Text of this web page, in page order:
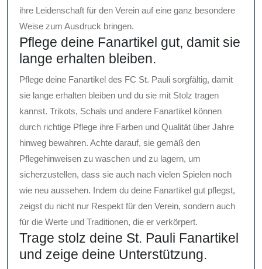
ihre Leidenschaft für den Verein auf eine ganz besondere
Weise zum Ausdruck bringen.
Pflege deine Fanartikel gut, damit sie
lange erhalten bleiben.
Pflege deine Fanartikel des FC St. Pauli sorgfältig, damit
sie lange erhalten bleiben und du sie mit Stolz tragen
kannst. Trikots, Schals und andere Fanartikel können
durch richtige Pflege ihre Farben und Qualität über Jahre
hinweg bewahren. Achte darauf, sie gemäß den
Pflegehinweisen zu waschen und zu lagern, um
sicherzustellen, dass sie auch nach vielen Spielen noch
wie neu aussehen. Indem du deine Fanartikel gut pflegst,
zeigst du nicht nur Respekt für den Verein, sondern auch
für die Werte und Traditionen, die er verkörpert.
Trage stolz deine St. Pauli Fanartikel
und zeige deine Unterstützung.